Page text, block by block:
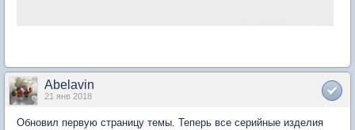
Abelavin
21 янв 2018
Обновил первую страницу темы. Теперь все серийные изделия